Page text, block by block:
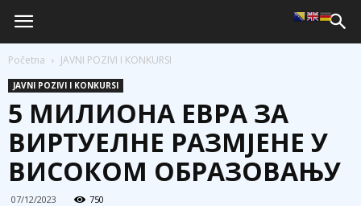
Početna JAVNI POZIVI I KONKURSI
JAVNI POZIVI I KONKURSI
5 МИЛИОНА ЕВРА ЗА
ВИРТУЕЛНЕ РАЗМЈЕНЕ У
ВИСОКОМ ОБРАЗОВАЊУ
07/12/2023 750